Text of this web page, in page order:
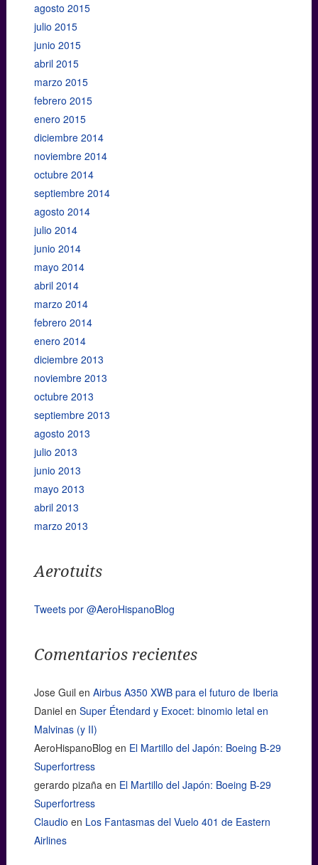
agosto 2015
julio 2015
junio 2015
abril 2015
marzo 2015
febrero 2015
enero 2015
diciembre 2014
noviembre 2014
octubre 2014
septiembre 2014
agosto 2014
julio 2014
junio 2014
mayo 2014
abril 2014
marzo 2014
febrero 2014
enero 2014
diciembre 2013
noviembre 2013
octubre 2013
septiembre 2013
agosto 2013
julio 2013
junio 2013
mayo 2013
abril 2013
marzo 2013
Aerotuits
Tweets por @AeroHispanoBlog
Comentarios recientes
Jose Guil en Airbus A350 XWB para el futuro de Iberia
Daniel en Super Étendard y Exocet: binomio letal en
Malvinas (y II)
AeroHispanoBlog en El Martillo del Japón: Boeing B-29
Superfortress
gerardo pizañaen El Martillo del Japón: Boeing B-29
Superfortress
Claudio en Los Fantasmas del Vuelo 401 de Eastern
Airlines